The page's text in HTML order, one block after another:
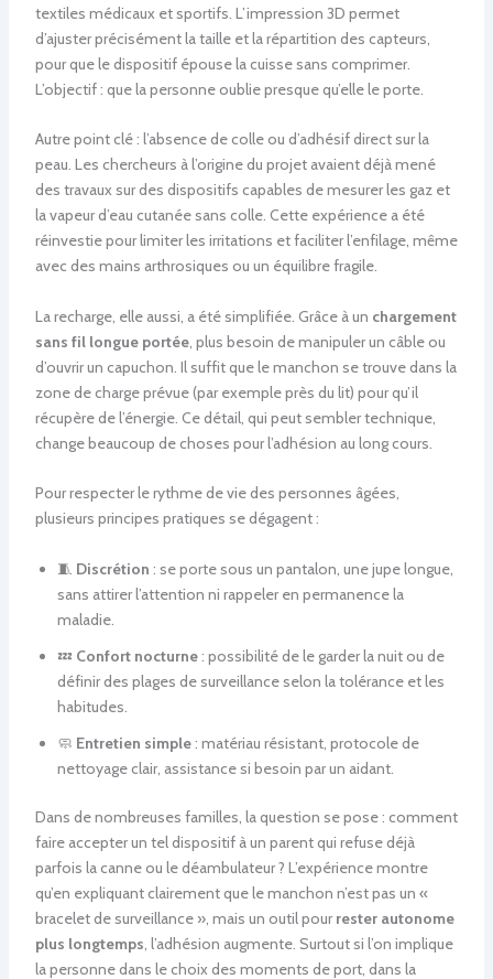
textiles médicaux et sportifs. L’impression 3D permet
d’ajuster précisément la taille et la répartition des capteurs,
pour que le dispositif épouse la cuisse sans comprimer.
L’objectif : que la personne oublie presque qu’elle le porte.
Autre point clé : l’absence de colle ou d’adhésif direct sur la
peau. Les chercheurs à l’origine du projet avaient déjà mené
des travaux sur des dispositifs capables de mesurer les gaz et
la vapeur d’eau cutanée sans colle. Cette expérience a été
réinvestie pour limiter les irritations et faciliter l’enfilage, même
avec des mains arthrosiques ou un équilibre fragile.
La recharge, elle aussi, a été simplifiée. Grâce à un chargement
sans fil longue portée, plus besoin de manipuler un câble ou
d’ouvrir un capuchon. Il suffit que le manchon se trouve dans la
zone de charge prévue (par exemple près du lit) pour qu’il
récupère de l’énergie. Ce détail, qui peut sembler technique,
change beaucoup de choses pour l’adhésion au long cours.
Pour respecter le rythme de vie des personnes âgées,
plusieurs principes pratiques se dégagent :
🧵 Discrétion : se porte sous un pantalon, une jupe longue,
sans attirer l’attention ni rappeler en permanence la
maladie.
💤 Confort nocturne: possibilité de le garder la nuit ou de
définir des plages de surveillance selon la tolérance et les
habitudes.
🧼 Entretien simple: matériau résistant, protocole de
nettoyage clair, assistance si besoin par un aidant.
Dans de nombreuses familles, la question se pose : comment
faire accepter un tel dispositif à un parent qui refuse déjà
parfois la canne ou le déambulateur ? L’expérience montre
qu’en expliquant clairement que le manchon n’est pas un «
bracelet de surveillance », mais un outil pour rester autonome
plus longtemps , l’adhésion augmente. Surtout si l’on implique
la personne dans le choix des moments de port, dans la